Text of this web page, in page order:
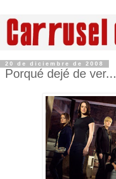
20 de diciembre de 2008
Porqué dejé de ver...